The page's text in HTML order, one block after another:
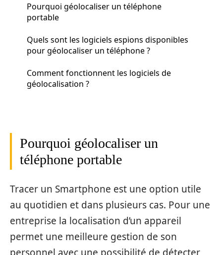
Pourquoi géolocaliser un téléphone
portable
Quels sont les logiciels espions disponibles
pour géolocaliser un téléphone ?
Comment fonctionnent les logiciels de
géolocalisation ?
Pourquoi géolocaliser un
téléphone portable
Tracer un Smartphone est une option utile
au quotidien et dans plusieurs cas. Pour une
entreprise la localisation d’un appareil
permet une meilleure gestion de son
personnel avec une possibilité de détecter